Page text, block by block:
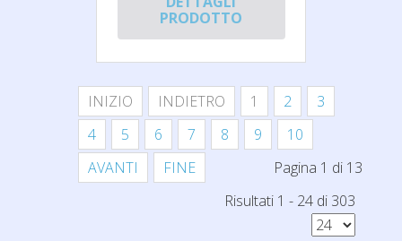
PRODOTTO
INIZIO INDIETRO 1 2
3
4
5 6 7 8 9
10
AVANTI
FINE
Pagina 1 di 13
Risultati 1 - 24 di 303